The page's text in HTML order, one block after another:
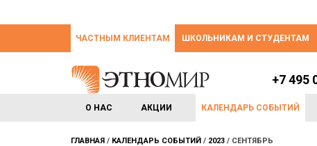
ЧАСТНЫМ КЛИЕНТАМ ШКОЛЬНИКАМ И СТУДЕНТАМ
О НАС АКЦИИ КАЛЕНДАРЬ СОБЫТИЙ
+7 495
ГЛАВНАЯ КАЛЕНДАРЬ СОБЫТИЙ 2023 СЕНТЯБРЬ